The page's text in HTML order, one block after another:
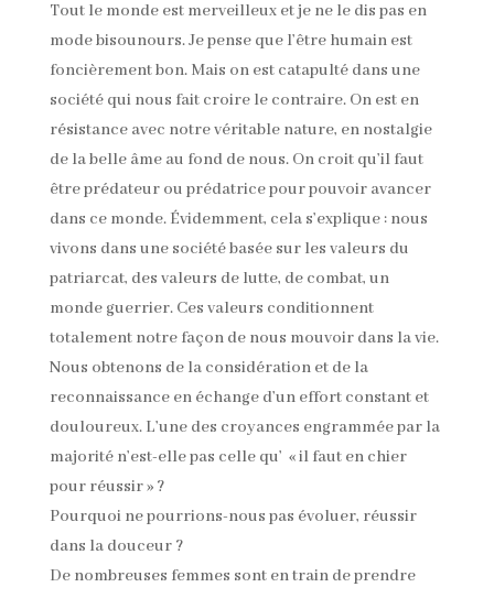
Tout le monde est merveilleux et je ne le dis pas en
mode bisounours. Je pense que l’être humain est
foncièrement bon. Mais on est catapulté dans une
société qui nous fait croire le contraire. On est en
résistance avec notre véritable nature, en nostalgie
de la belle âme au fond de nous. On croit qu’il faut
être prédateur ou prédatrice pour pouvoir avancer
dans ce monde. Évidemment, cela s’explique : nous
vivons dans une société basée sur les valeurs du
patriarcat, des valeurs de lutte, de combat, un
monde guerrier. Ces valeurs conditionnent
totalement notre façon de nous mouvoir dans la vie.
Nous obtenons de la considération et de la
reconnaissance en échange d’un effort constant et
douloureux. L’une des croyances engrammée par la
majorité n’est-elle pas celle qu’ « il faut en chier
pour réussir » ?
Pourquoi ne pourrions-nous pas évoluer, réussir
dans la douceur ?
De nombreuses femmes sont en train de prendre